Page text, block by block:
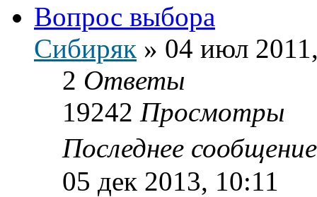
Вопрос выбора
Сибиряк » 04 июл
2 Ответы
19242 Просмотры
Последнее
05 дек 2013, 10:11